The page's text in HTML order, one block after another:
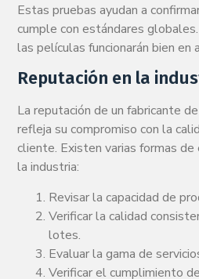
Estas pruebas ayudan a
cumple con estándares
las películas funcionarán bien en
Reputación en la
La reputación de un fabricante
refleja su compromiso con la
cliente. Existen varias formas
la industria:
Revisar la capacidad de
Verificar la calidad
lotes.
Evaluar la gama de
Verificar el cumplimiento